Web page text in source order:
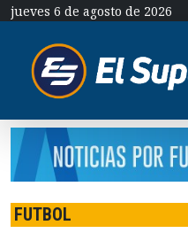
jueves 6 de agosto de 2026
FUTBOL